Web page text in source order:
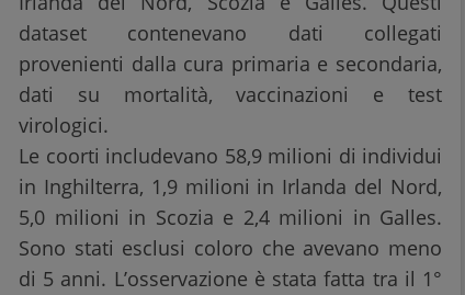
dataset contenevano dati collegati
provenienti dalla cura primaria e secondaria,
dati su mortalità, vaccinazioni e test
virologici.
Le coorti includevano 58,9 milioni di individui
in Inghilterra, 1,9 milioni in Irlanda del Nord,
5,0 milioni in Scozia e 2,4 milioni in Galles.
Sono stati esclusi coloro che avevano meno
di 5 anni. L’osservazione è stata fatta tra il 1°